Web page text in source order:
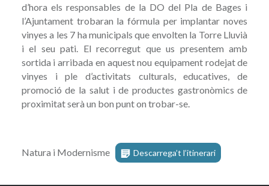
d’hora els responsables de la DO del Pla de Bages i
l’Ajuntament trobaran la fórmula per implantar noves
vinyes a les 7 ha municipals que envolten la Torre Lluvià
i el seu pati. El recorregut que us presentem amb
sortida i arribada en aquest nou equipament rodejat de
vinyes i ple d’activitats culturals, educatives, de
promoció de la salut i de productes gastronòmics de
proximitat serà un bon punt on trobar-se.
Natura i Modernisme Descarrega’t l’itinerari